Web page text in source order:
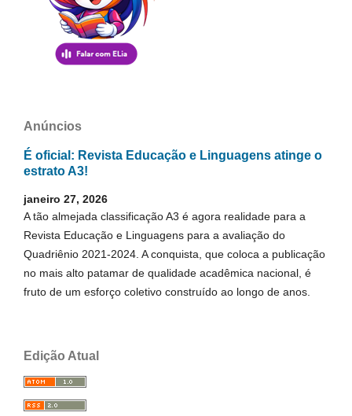
Anúncios
É oficial: Revista Educação e Linguagens atinge o
estrato A3!
janeiro 27, 2026
A tão almejada classificação A3 é agora realidade para a
Revista Educação e Linguagens para a avaliação do
Quadriênio 2021-2024. A conquista, que coloca a publicação
no mais alto patamar de qualidade acadêmica nacional, é
fruto de um esforço coletivo construído ao longo de anos.
Edição Atual